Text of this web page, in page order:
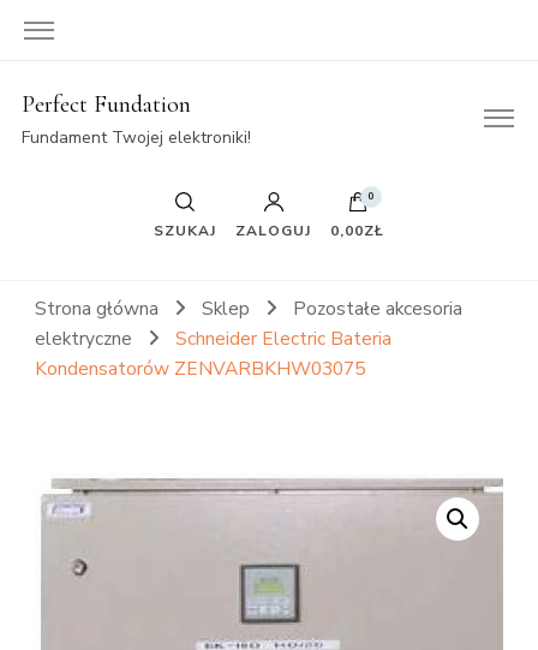
Perfect Fundation
Fundament Twojej elektroniki!
SZUKAJ ZALOGUJ
0
0,00ZŁ
Strona główna Sklep
Pozostałe akcesoria
elektryczne
Schneider Electric Bateria
Kondensatorów ZENVARBKHW03075